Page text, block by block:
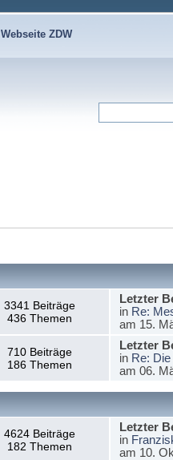
Webseite ZDW
3341 Beiträge
436 Themen
Letzter
in Re:
am 15.
710 Beiträge
186 Themen
Letzter
in Re:
am 06.
4624 Beiträge
182 Themen
Letzter
in
am 10.